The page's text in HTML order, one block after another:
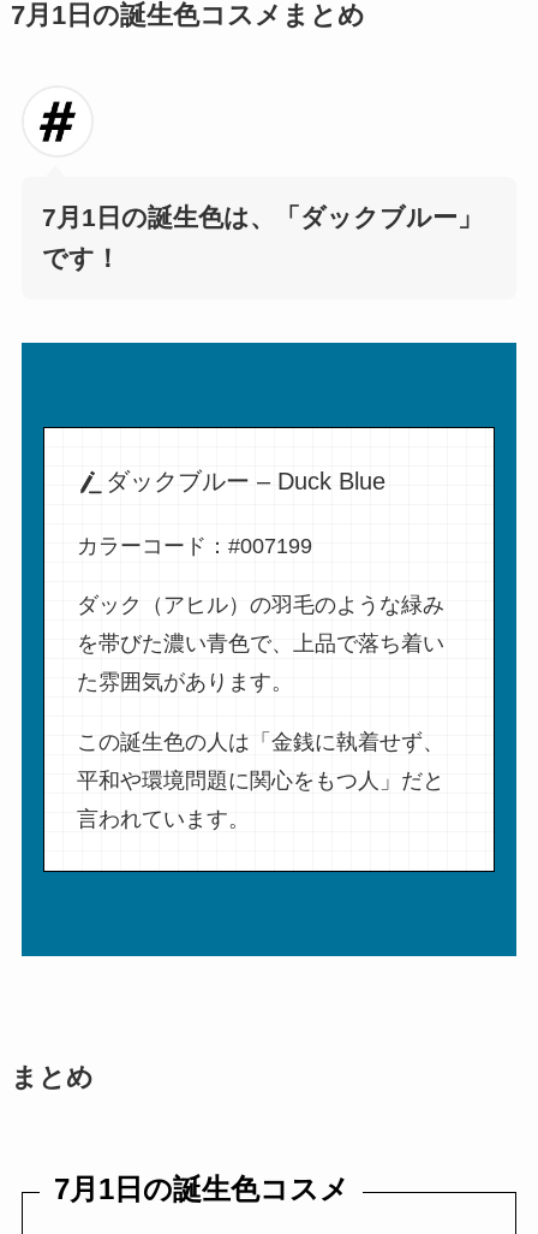
7月1日の誕生色コスメまとめ
7月1日の誕生色は、
「ダックブルー」
です！
ダックブルー – Duck Blue
カラーコード：#007199
ダック（アヒル）の羽毛のような緑み
を帯びた濃い青色で、上品で落ち着い
た雰囲気があります。
この誕生色の人は「金銭に執着せず、
平和や環境問題に関心をもつ人」だと
言われています。
まとめ
7月1日の誕生色コスメ